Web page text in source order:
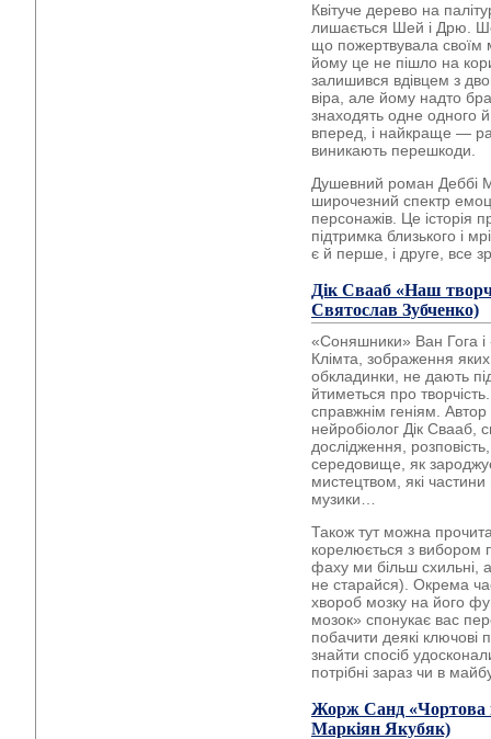
Квітуче дерево на
лишається Шей і Дрю.
що пожертвувала своїм
йому це не пішло на
залишився вдівцем з
віра, але йому надто
знаходять одне одного
вперед, і найкраще —
виникають перешкоди.
Душевний роман Деббі
широчезний спектр
персонажів. Це історія
підтримка близького і
є й перше, і друге, все
Дік Свааб «Наш
Святослав Зубченко)
«Соняшники» Ван Гога
Клімта, зображення
обкладинки, не дають
йтиметься про
справжнім геніям.
нейробіолог Дік Свааб,
дослідження,
середовище, як
мистецтвом, які
музики…
Також тут можна
корелюється з вибором
фаху ми більш схильні, а
не старайся). Окрема
хвороб мозку на його
мозок» спонукає вас
побачити деякі ключові
знайти спосіб
потрібні зараз чи в
Жорж Санд «Чортова
Маркіян Якубяк)